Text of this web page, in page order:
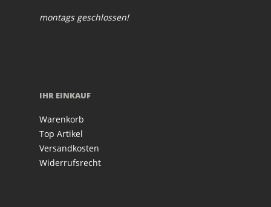
montags geschlossen!
IHR EINKAUF
Warenkorb
Top Artikel
Versandkosten
Widerrufsrecht